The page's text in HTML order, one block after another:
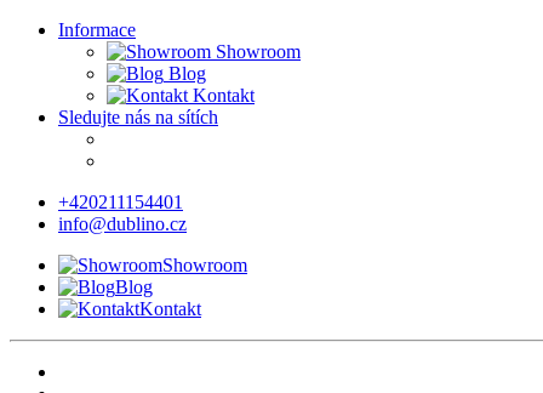
Informace
Showroom
Blog
Kontakt
Sledujte nás na sítích
+420211154401
info@dublino.cz
Showroom
Blog
Kontakt